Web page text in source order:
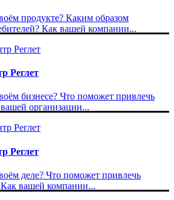
продукте? Каким образом
Как вашей компании...
Реглет
бизнесе? Что поможет привлечь
организации...
Реглет
деле? Что поможет привлечь
вашей компании...